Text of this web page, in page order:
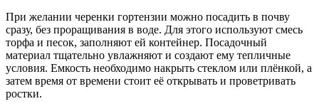
При желании черенки гортензии можно посадить в почву
сразу, без проращивания в воде. Для этого используют смесь
торфа и песок, заполняют ей контейнер. Посадочный
материал тщательно увлажняют и создают ему тепличные
условия. Емкость необходимо накрыть стеклом или плёнкой, а
затем время от времени стоит её открывать и проветривать
ростки.